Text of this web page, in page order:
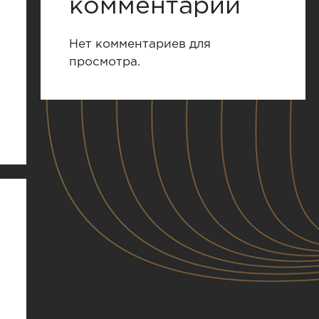
комментарии
Нет комментариев для
просмотра.